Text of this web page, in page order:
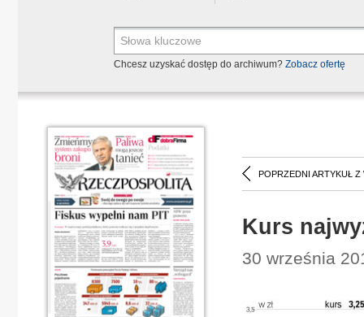
Chcesz uzyskać dostęp do archiwum? Zobacz ofertę
POPRZEDNI ARTYKUŁ Z
Kurs
30 września